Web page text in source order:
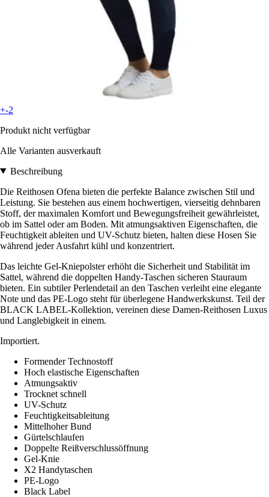
+-2
Produkt nicht verfügbar
Alle Varianten ausverkauft
Beschreibung
Die Reithosen Ofena bieten die perfekte Balance zwischen Stil und
Leistung. Sie bestehen aus einem hochwertigen, vierseitig dehnbaren
Stoff, der maximalen Komfort und Bewegungsfreiheit gewährleistet,
ob im Sattel oder am Boden. Mit atmungsaktiven Eigenschaften, die
Feuchtigkeit ableiten und UV-Schutz bieten, halten diese Hosen Sie
während jeder Ausfahrt kühl und konzentriert.
Das leichte Gel-Kniepolster erhöht die Sicherheit und Stabilität im
Sattel, während die doppelten Handy-Taschen sicheren Stauraum
bieten. Ein subtiler Perlendetail an den Taschen verleiht eine elegante
Note und das PE-Logo steht für überlegene Handwerkskunst. Teil der
BLACK LABEL-Kollektion, vereinen diese Damen-Reithosen Luxus
und Langlebigkeit in einem.
Importiert.
Formender Technostoff
Hoch elastische Eigenschaften
Atmungsaktiv
Trocknet schnell
UV-Schutz
Feuchtigkeitsableitung
Mittelhoher Bund
Gürtelschlaufen
Doppelte Reißverschlussöffnung
Gel-Knie
X2 Handytaschen
PE-Logo
Black Label